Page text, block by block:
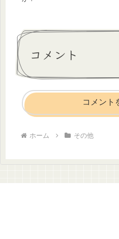
コメント
コメント
ホーム その他